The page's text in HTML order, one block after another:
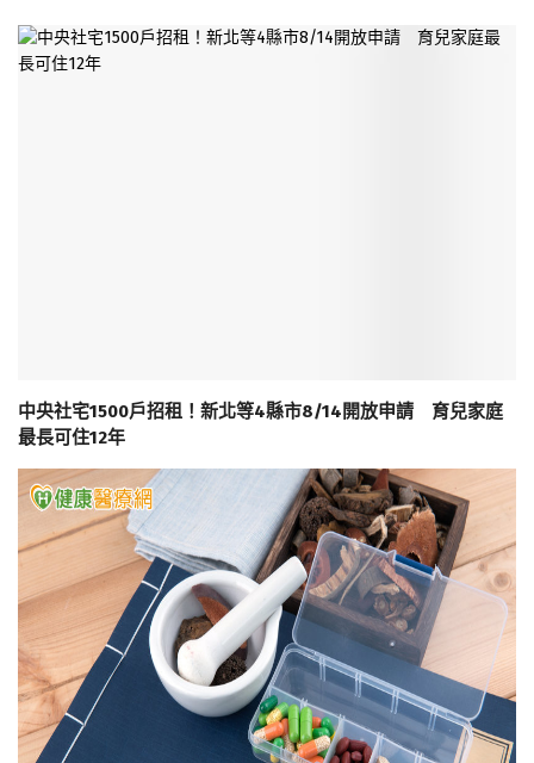
中央社宅1500戶招租！新北等4縣市8/14開放申請 育兒家庭
最長可住12年